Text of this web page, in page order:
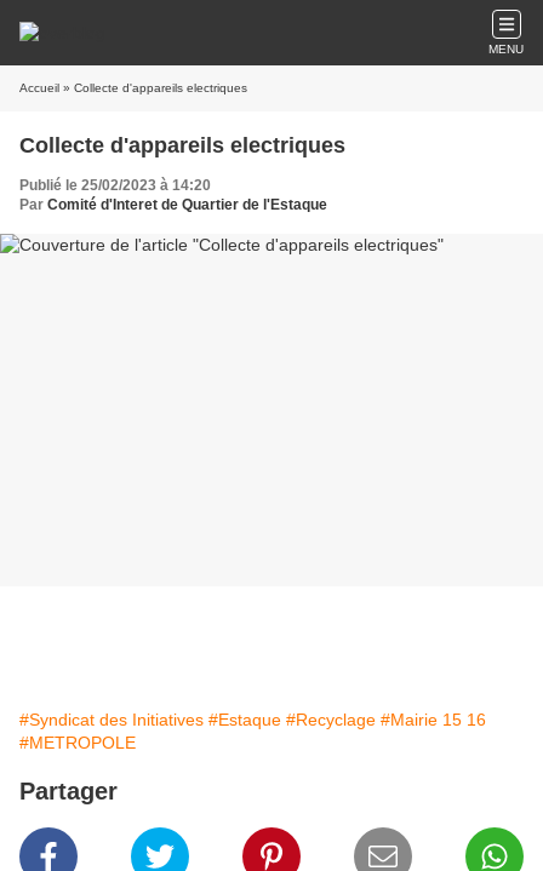
MENU
Accueil » Collecte d'appareils electriques
Collecte d'appareils electriques
Publié le 25/02/2023 à 14:20
Par Comité d'Interet de Quartier de l'Estaque
#Syndicat des Initiatives #Estaque #Recyclage #Mairie 15 16
#METROPOLE
Partager